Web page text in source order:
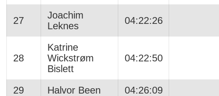
27
Joachim
Leknes
04:22:26
28
Katrine
Wickstrøm
Bislett
04:22:50
29 Halvor Been
04:26:09